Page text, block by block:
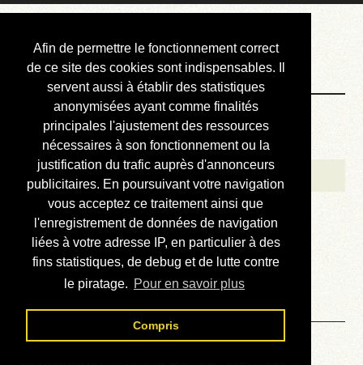
Afin de permettre le fonctionnement correct
de ce site des cookies sont indispensables. Il
servent aussi à établir des statistiques
anonymisées ayant comme finalités
principales l'ajustement des ressources
nécessaires à son fonctionnement ou la
justification du trafic auprès d'annonceurs
publicitaires. En poursuivant votre navigation
vous acceptez ce traitement ainsi que
l'enregistrement de données de navigation
liées à votre adresse IP, en particulier à des
fins statistiques, de debug et de lutte contre
le piratage. Pour en savoir plus
Compris
Courbis, « LE »
Blog Officiel
Bienvenue
Réalisations
Divers (et d’été)
Annonces
Liens externes
Téléchargement
Contact